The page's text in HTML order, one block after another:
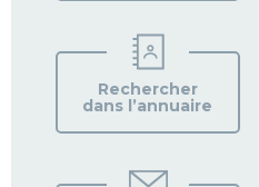
Rechercher
dans l’annuaire